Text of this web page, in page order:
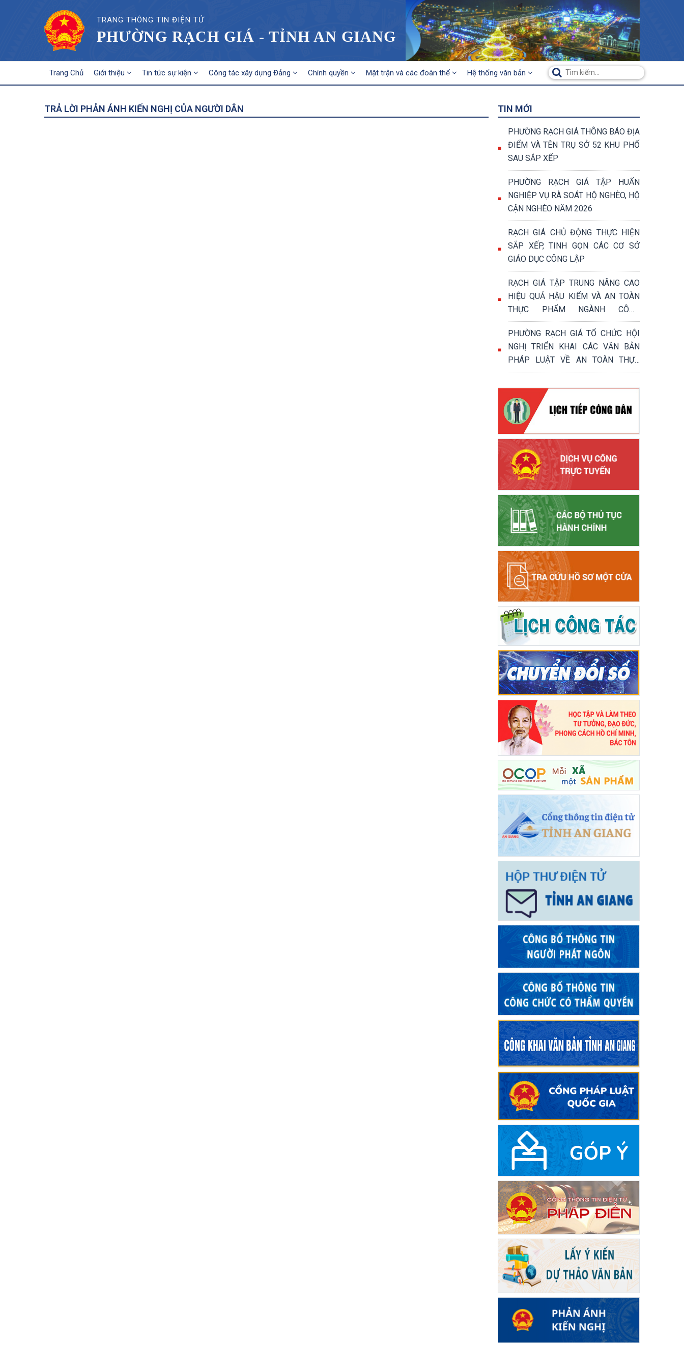
TRANG THÔNG TIN ĐIỆN TỬ
PHƯỜNG RẠCH GIÁ - TỈNH AN GIANG
NAVIGATION
Trang Chủ Giới thiệu Tin tức sự kiện Công tác xây dựng Đảng Chính quyền Mặt trận và các đoàn thể Hệ thống văn bản
TRẢ LỜI PHẢN ÁNH KIẾN NGHỊ CỦA NGƯỜI DÂN TIN MỚI
PHƯỜNG RẠCH GIÁ THÔNG BÁO ĐỊA
ĐIỂM VÀ TÊN TRỤ SỞ 52 KHU PHỐ
SAU SẮP XẾP
PHƯỜNG RẠCH GIÁ TẬP HUẤN
NGHIỆP VỤ RÀ SOÁT HỘ NGHÈO, HỘ
CẬN NGHÈO NĂM 2026
RẠCH GIÁ CHỦ ĐỘNG THỰC HIỆN
SẮP XẾP, TINH GỌN CÁC CƠ SỞ
GIÁO DỤC CÔNG LẬP
RẠCH GIÁ TẬP TRUNG NÂNG CAO
HIỆU QUẢ HẬU KIỂM VÀ AN TOÀN
THỰC PHẨM NGÀNH CÔNG
THƯƠNG
PHƯỜNG RẠCH GIÁ TỔ CHỨC HỘI
NGHỊ TRIỂN KHAI CÁC VĂN BẢN
PHÁP LUẬT VỀ AN TOÀN THỰC
PHẨM NĂM 2026